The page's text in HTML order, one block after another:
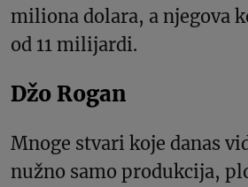
miliona dolara, a njegova
od 11 milijardi.
Džo Rogan
Mnoge stvari koje danas
nužno samo produkcija,